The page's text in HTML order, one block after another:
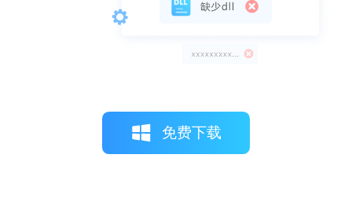
免费下载
有打印设备的驱动，保持系统稳定运行，效